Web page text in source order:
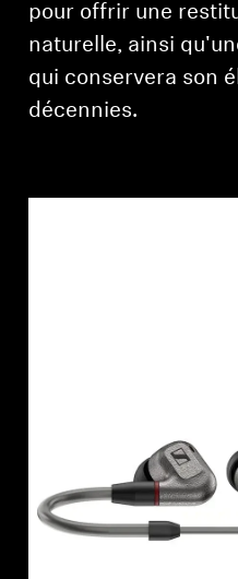
pour offrir une
naturelle, ainsi
qui conservera son
décennies.